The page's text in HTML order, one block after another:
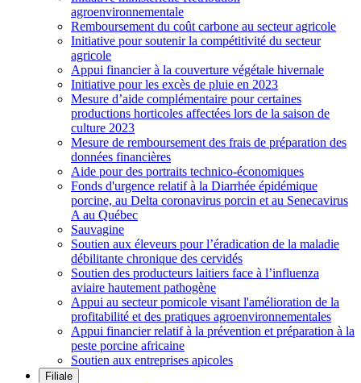
agroenvironnementale
Remboursement du coût carbone au secteur agricole
Initiative pour soutenir la compétitivité du secteur
agricole
Appui financier à la couverture végétale hivernale
Initiative pour les excès de pluie en 2023
Mesure d’aide complémentaire pour certaines
productions horticoles affectées lors de la saison de
culture 2023
Mesure de remboursement des frais de préparation des
données financières
Aide pour des portraits technico-économiques
Fonds d'urgence relatif à la Diarrhée épidémique
porcine, au Delta coronavirus porcin et au Senecavirus
A au Québec
Sauvagine
Soutien aux éleveurs pour l’éradication de la maladie
débilitante chronique des cervidés
Soutien des producteurs laitiers face à l’influenza
aviaire hautement pathogène
Appui au secteur pomicole visant l'amélioration de la
profitabilité et des pratiques agroenvironnementales
Appui financier relatif à la prévention et préparation à la
peste porcine africaine
Soutien aux entreprises apicoles
Filiale